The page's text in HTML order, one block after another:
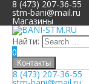
8 (473) 207-36-55
stm-bani@mail.ru
Магазины
Найти:
0
Контакты
8 (473) 207-36-55